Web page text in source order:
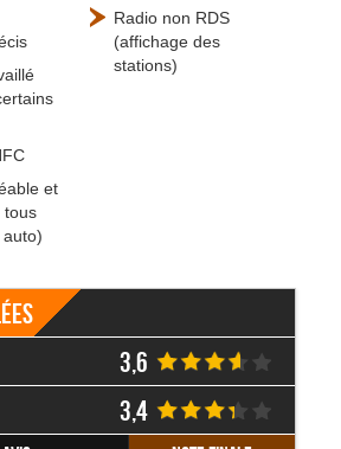
et
tous
Radio non RDS
(affichage des
stations)
3,6
3,4